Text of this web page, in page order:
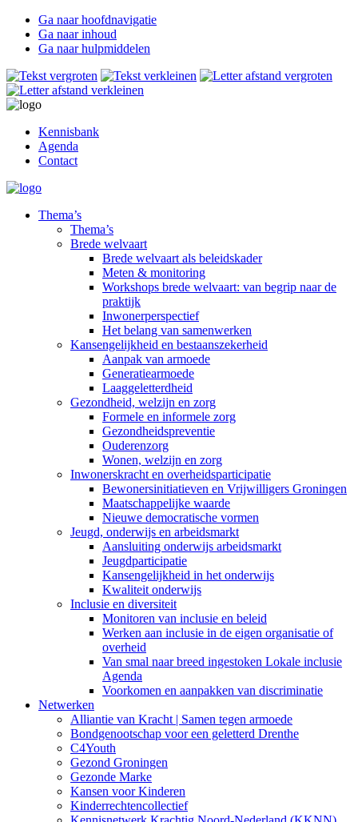
Ga naar hoofdnavigatie
Ga naar inhoud
Ga naar hulpmiddelen
Kennisbank
Agenda
Contact
Thema’s
Thema’s
Brede welvaart
Brede welvaart als beleidskader
Meten & monitoring
Workshops brede welvaart: van begrip naar de
praktijk
Inwonerperspectief
Het belang van samenwerken
Kansengelijkheid en bestaanszekerheid
Aanpak van armoede
Generatiearmoede
Laaggeletterdheid
Gezondheid, welzijn en zorg
Formele en informele zorg
Gezondheidspreventie
Ouderenzorg
Wonen, welzijn en zorg
Inwonerskracht en overheidsparticipatie
Bewonersinitiatieven en Vrijwilligers Groningen
Maatschappelijke waarde
Nieuwe democratische vormen
Jeugd, onderwijs en arbeidsmarkt
Aansluiting onderwijs arbeidsmarkt
Jeugdparticipatie
Kansengelijkheid in het onderwijs
Kwaliteit onderwijs
Inclusie en diversiteit
Monitoren van inclusie en beleid
Werken aan inclusie in de eigen organisatie of
overheid
Van smal naar breed ingestoken Lokale inclusie
Agenda
Voorkomen en aanpakken van discriminatie
Netwerken
Alliantie van Kracht | Samen tegen armoede
Bondgenootschap voor een geletterd Drenthe
C4Youth
Gezond Groningen
Gezonde Marke
Kansen voor Kinderen
Kinderrechtencollectief